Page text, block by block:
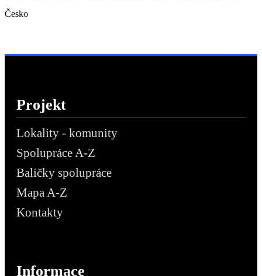
Česko
Projekt
Lokality - komunity
Spolupráce A-Z
Balíčky spolupráce
Mapa A-Z
Kontakty
Informace